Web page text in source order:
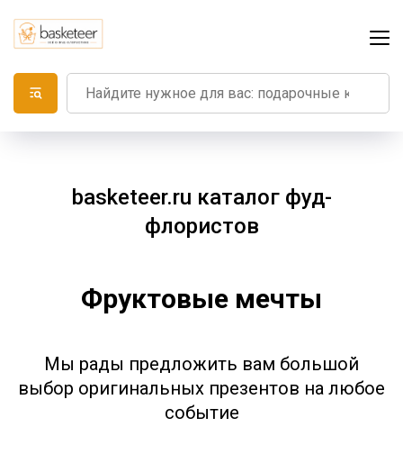
basketeer.ru каталог фуд-
флористов
Фруктовые мечты
Мы рады предложить вам большой
выбор оригинальных презентов на любое
событие